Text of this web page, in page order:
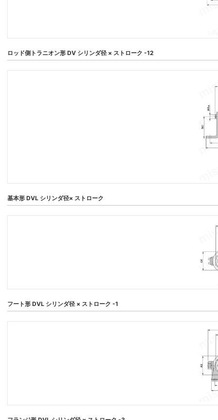
ロッド側トラニオン形 DV シリンダ径 × ストローク -12
基本形 DVL シリンダ径× ストローク
フート形 DVL シリンダ径 × ストローク -1